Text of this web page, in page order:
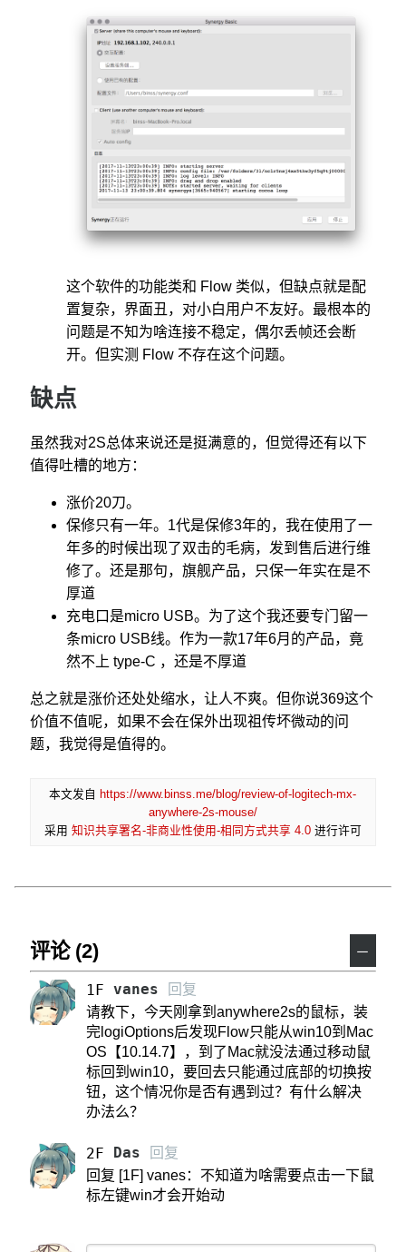
这个软件的功能类和 Flow 类似，但缺点就是配
置复杂，界面丑，对小白用户不友好。最根本的
问题是不知为啥连接不稳定，偶尔丢帧还会断
开。但实测 Flow 不存在这个问题。
缺点
虽然我对2S总体来说还是挺满意的，但觉得还有以下
值得吐槽的地方：
涨价20刀。
保修只有一年。1代是保修3年的，我在使用了一
年多的时候出现了双击的毛病，发到售后进行维
修了。还是那句，旗舰产品，只保一年实在是不
厚道
充电口是micro USB。为了这个我还要专门留一
条micro USB线。作为一款17年6月的产品，竟
然不上 type-C ，还是不厚道
总之就是涨价还处处缩水，让人不爽。但你说369这个
价值不值呢，如果不会在保外出现祖传坏微动的问
题，我觉得是值得的。
本文发自 https://www.binss.me/blog/review-of-logitech-mx-
anywhere-2s-mouse/
采用 知识共享署名-非商业性使用-相同方式共享 4.0进行许可
评论 (2) －
1F vanes 回复
请教下，今天刚拿到anywhere2s的鼠标，装
完logiOptions后发现Flow只能从win10到Mac
OS【10.14.7】，到了Mac就没法通过移动鼠
标回到win10，要回去只能通过底部的切换按
钮，这个情况你是否有遇到过？有什么解决
办法么？
2F Das 回复
回复 [1F] vanes：不知道为啥需要点击一下鼠
标左键win才会开始动